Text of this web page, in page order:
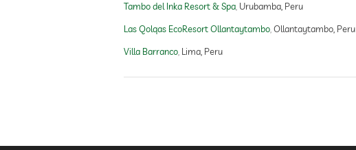
Wellnessmassagen
Tambo del Inka Resort & Spa Urubamba, Peru
Las Qolqas EcoResort Ollantaytambo Ollantaytambo, Peru
Villa Barranco Lima, Peru